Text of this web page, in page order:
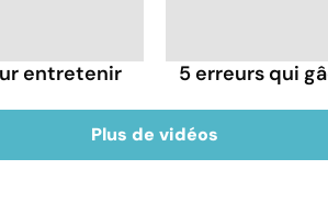
entretenir
5 erreurs qui
Plus de vidéos